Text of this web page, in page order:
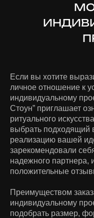
Если вы хотите
личное отношение к
индивидуальному
Стоун” приглашает
ритуального
выбрать подходящий
реализацию вашей
зарекомендовали
надежного
положительные
Преимуществом
индивидуальному
подобрать размер,